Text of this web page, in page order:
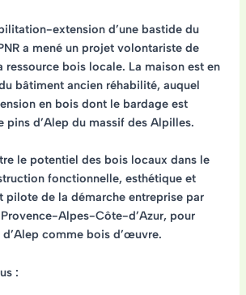
extension d’une bastide du
a mené un projet volontariste de
ressource bois locale. La maison est en
bâtiment ancien réhabilité, auquel
en bois dont le bardage est
pins d’Alep du massif des Alpilles.
le potentiel des bois locaux dans le
fonctionnelle, esthétique et
pilote de la démarche entreprise par
Provence-Alpes-Côte-d’Azur, pour
comme bois d’œuvre.
: